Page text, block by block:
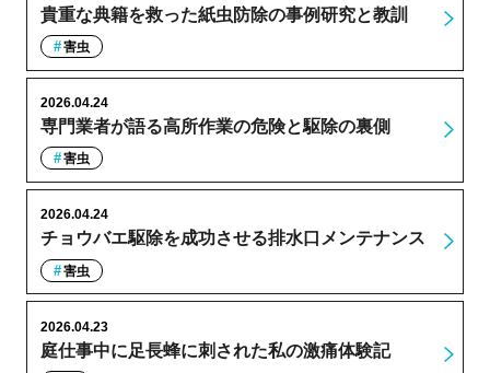
貴重な典籍を救った紙虫防除の事例研究と教訓
害虫
専門業者が語る高所作業の危険と駆除の裏側
2026.04.24
害虫
チョウバエ駆除を成功させる排水口メンテナンス
2026.04.24
害虫
庭仕事中に足長蜂に刺された私の激痛体験記
2026.04.23